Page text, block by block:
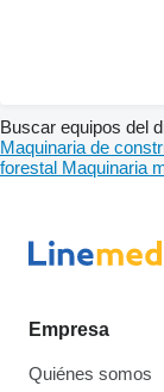
Buscar equipos del
Maquinaria de
forestal Maquinaria
Empresa
Quiénes somos